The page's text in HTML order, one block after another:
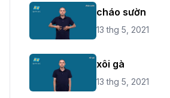
cháo sườn
13 thg 5, 2021
xôi gà
13 thg 5, 2021